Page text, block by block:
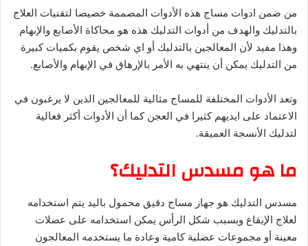
من ضمن ادوات مساج هذه الأدوات المصممة خصيصا لتقنيات العلاج
بالتدليك والهدف من أدوات التدليك هذه هو محاكاة الأصابع والإبهام
وهذا مفيد لأن المعالجين بالتدليك أو اي شخص يقوم بكميات كبيرة
من التدليك يمكن أن ينتهي به الأمر بالإرهاق في الإبهام والأصابع.
وتعد الأدوات المختلفة للمساج مثالية للمعالجين الذين لا يرغبون في
الاعتماد على ايديهم كثيرا في العجن كما أن الأدوات أكثر فعالية
لتدليك الأنسجة العميقة.
ما هو مسدس التدليك؟
مسدس التدليك هو جهاز مساج دقيق محمول باليد يتم استخدامه
لعلاج الإيقاع وبسبب شكل الرأس يمكن استخدامه على عضلات
معينة أو مجموعات عضلية كامية وعادة ما يستخدمه المعالجون